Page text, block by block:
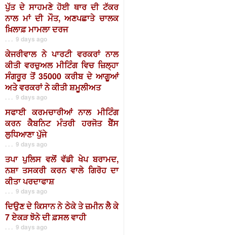
ਪੁੱਤ ਦੇ ਸਾਹਮਣੇ ਹੋਈ ਥਾਰ ਦੀ ਟੱਕਰ
ਨਾਲ ਮਾਂ ਦੀ ਮੌਤ, ਅਣਪਛਾਤੇ ਚਾਲਕ
ਖ਼ਿਲਾਫ਼ ਮਾਮਲਾ ਦਰਜ
. . . 9 days ago
ਕੇਜਰੀਵਾਲ ਨੇ ਪਾਰਟੀ ਵਰਕਰਾਂ ਨਾਲ
ਕੀਤੀ ਵਰਚੁਅਲ ਮੀਟਿੰਗ ਵਿਚ ਜ਼ਿਲ੍ਹਾ
ਸੰਗਰੂਰ ਤੋਂ 35000 ਕਰੀਬ ਦੇ ਆਗੂਆਂ
ਅਤੇ ਵਰਕਰਾਂ ਨੇ ਕੀਤੀ ਸ਼ਮੂਲੀਅਤ
. . . 9 days ago
ਸਫਾਈ ਕਰਮਚਾਰੀਆਂ ਨਾਲ ਮੀਟਿੰਗ
ਕਰਨ ਕੈਬਨਿਟ ਮੰਤਰੀ ਹਰਜੋਤ ਬੈਂਸ
ਲੁਧਿਆਣਾ ਪੁੱਜੇ
. . . 9 days ago
ਤਪਾ ਪੁਲਿਸ ਵਲੋਂ ਵੱਡੀ ਖੇਪ ਬਰਾਮਦ,
ਨਸ਼ਾ ਤਸਕਰੀ ਕਰਨ ਵਾਲੇ ਗਿਰੋਹ ਦਾ
ਕੀਤਾ ਪਰਦਾਫਾਸ਼
. . . 9 days ago
ਦਿਉਣ ਦੇ ਕਿਸਾਨ ਨੇ ਠੇਕੇ ਤੇ ਜ਼ਮੀਨ ਲੈ ਕੇ
7 ਏਕੜ ਝੋਨੇ ਦੀ ਫ਼ਸਲ ਵਾਹੀ
. . . 9 days ago